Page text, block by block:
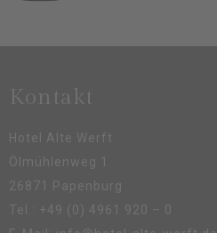
Kontakt
Hotel Alte Werft
Ölmühlenweg 1
26871 Papenburg
Tel.:
+49 (0) 4961 920 – 0